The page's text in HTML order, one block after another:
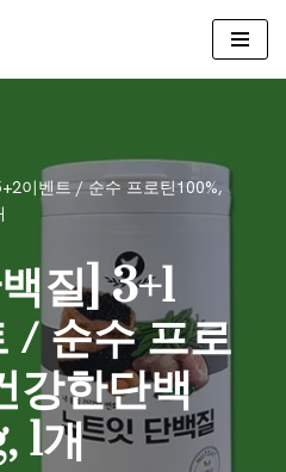
이벤트 / 순수 프로틴100%,
질] 3+1
/ 순수 프로
강한단백
1개